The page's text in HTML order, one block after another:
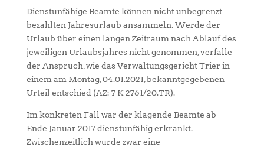
Dienstunfähige Beamte können nicht unbegrenzt
bezahlten Jahresurlaub ansammeln. Werde der
Urlaub über einen langen Zeitraum nach Ablauf des
jeweiligen Urlaubsjahres nicht genommen, verfalle
der Anspruch, wie das Verwaltungsgericht Trier in
einem am Montag, 04.01.2021, bekanntgegebenen
Urteil entschied (AZ: 7 K 2761/20.TR).
Im konkreten Fall war der klagende Beamte ab
Ende Januar 2017 dienstunfähig erkrankt.
Zwischenzeitlich wurde zwar eine